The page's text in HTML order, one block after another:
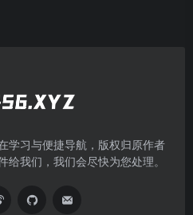
学习与便捷导航，版权归原作者
我们，我们会尽快为您处理。